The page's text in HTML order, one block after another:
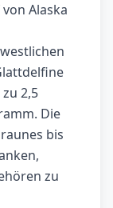
Alaska
2,5
Die
bis
zu